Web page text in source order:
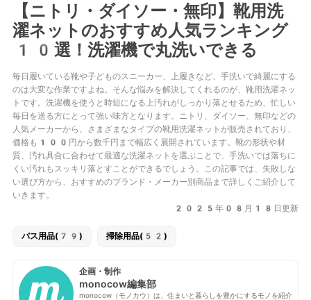
【ニトリ・ダイソー・無印】靴用洗
濯ネットのおすすめ人気ランキング
10選！洗濯機で丸洗いできる
毎日履いている靴や子どものスニーカー、上履きなど、手洗いで綺麗にする
のは大変な作業ですよね。そんな悩みを解決してくれるのが、靴用洗濯ネッ
トです。洗濯機を使うと時短になる上汚れがしっかり落とせるため、忙しい
毎日を送る方にとって強い味方となります。ニトリ、ダイソー、無印などの
人気メーカーから、さまざまなタイプの靴用洗濯ネットが販売されており、
価格も100円から数千円まで幅広く展開されています。靴の形状や材
質、汚れ具合に合わせて最適な洗濯ネットを選ぶことで、手洗いでは落ちに
くい汚れもスッキリ落とすことができるでしょう。この記事では、失敗しな
い選び方から、おすすめのブランド・メーカー別商品まで詳しくご紹介して
いきます。
2025年08月18日更新
バス用品(79) 掃除用品(52)
企画・制作
monocow編集部
monocow（モノカウ）は、住まいと暮らしを豊かにするモノを紹介